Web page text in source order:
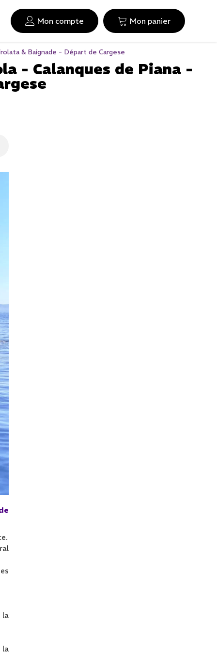
Mon compte Mon panier
& Baignade - Départ de Cargese
- Calanques de Piana -
la
la